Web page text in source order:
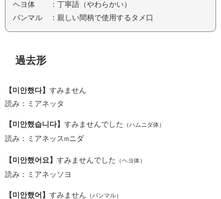
ヘヨ体 ：丁寧語（やわらかい）
パンマル ：親しい間柄で使用するタメ口
過去形
【미안했다】 すみません
読み：ミアネッタ
【미안했습니다】 すみませんでした （ハムニダ体）
読み：ミアネッス m ニダ
【미안했어요】 すみませんでした （ヘヨ体）
読み：ミアネッソヨ
【미안했어】 すみません （パンマル）